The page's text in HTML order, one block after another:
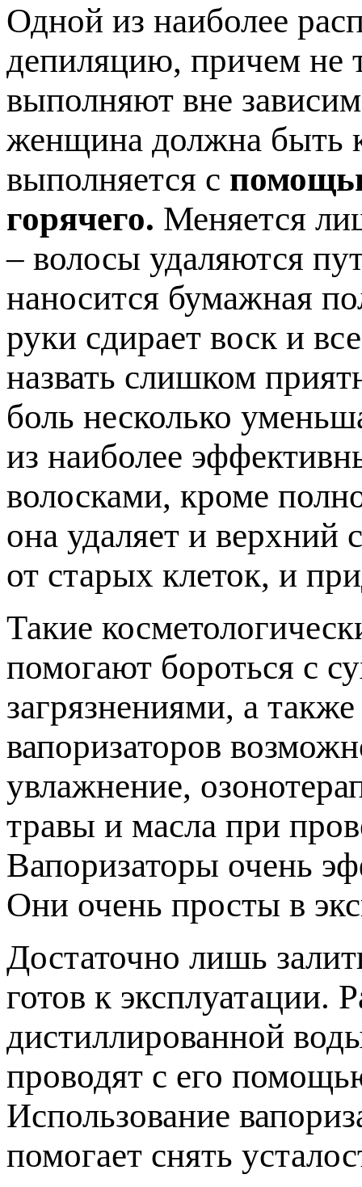
Одной из наиболее
депиляцию, причем не
выполняют вне
женщина должна быть
выполняется с
горячего. Меняется
– волосы удаляются
наносится бумажная
руки сдирает воск и
назвать слишком
боль несколько
из наиболее
волосками, кроме
она удаляет и верхний
от старых клеток, и
Такие
помогают бороться с
загрязнениями, а
вапоризаторов
увлажнение,
травы и масла при
Вапоризаторы очень
Они очень просты в
Достаточно лишь
готов к эксплуатации.
дистиллированной
проводят с его
Использование
помогает снять